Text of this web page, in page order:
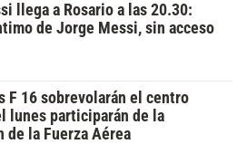
llega a Rosario a las 20.30:
de Jorge Messi, sin acceso
F 16 sobrevolarán el centro
lunes participarán de la
de la Fuerza Aérea